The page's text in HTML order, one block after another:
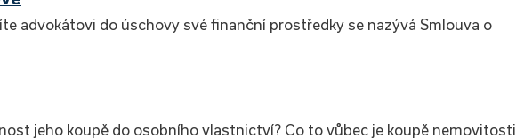
advokátovi do úschovy své finanční prostředky se nazývá Smlouva o
jeho koupě do osobního vlastnictví? Co to vůbec je koupě nemovitosti